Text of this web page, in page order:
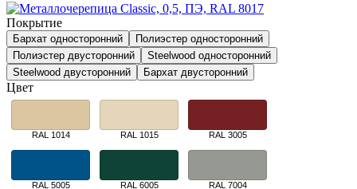
Покрытие
Бархат односторонний
Полиэстер односторонний
Полиэстер двусторонний
Steelwood односторонний
Steelwood двусторонний
Бархат двусторонний
Цвет
RAL 1014 RAL 1015 RAL 3005
RAL 5005 RAL 6005 RAL 7004